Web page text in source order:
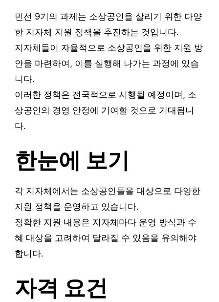
민선 9기의 과제는 소상공인을 살리기 위한 다양
한 지자체 지원 정책을 추진하는 것입니다.
지자체들이 자율적으로 소상공인을 위한 지원 방
안을 마련하여, 이를 실행해 나가는 과정에 있습
니다.
이러한 정책은 전국적으로 시행될 예정이며, 소
상공인의 경영 안정에 기여할 것으로 기대됩니
다.
한눈에 보기
각 지자체에서는 소상공인들을 대상으로 다양한
지원 정책을 운영하고 있습니다.
정확한 지원 내용은 지자체마다 운영 방식과 수
혜 대상을 고려하여 달라질 수 있음을 유의해야
합니다.
자격 요건